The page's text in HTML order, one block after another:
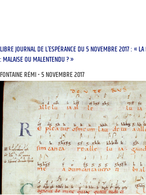
LIBRE JOURNAL DE L’ESPÉRANCE DU 5 NOVEMBRE 2017 : «
: MALAISE OU MALENTENDU ? »
FONTAINE RÉMI 5 NOVEMBRE 2017